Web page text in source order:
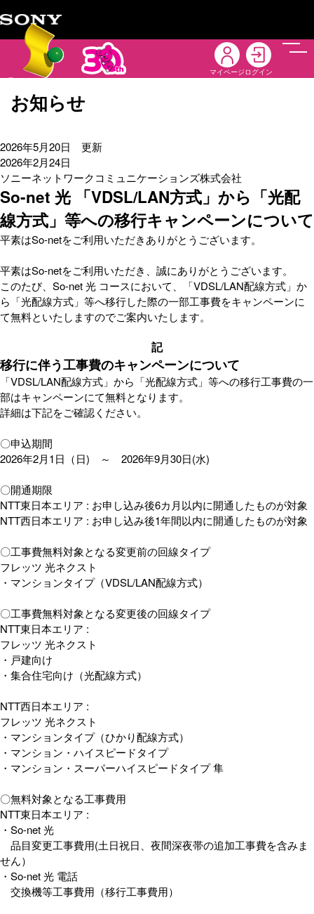
マイページ ログイン
メニ
お知らせ
2026年5月20日 更新
2026年2月24日
ソニーネットワークコミュニケーションズ株式会社
So-net 光 「VDSL/LAN方式」から「光配
線方式」等への移行キャンペーンについて
平素はSo-netをご利用いただきありがとうございます。
平素はSo-netをご利用いただき、誠にありがとうございます。
このたび、So-net 光 コースにおいて、「VDSL/LAN配線方式」か
ら「光配線方式」等へ移行した際の一部工事費をキャンペーンに
て無料といたしますのでご案内いたします。
記
移行に伴う工事費のキャンペーンについて
「VDSL/LAN配線方式」から「光配線方式」等への移行工事費の一
部はキャンペーンにて無料となります。
詳細は下記をご確認ください。
〇申込期間
2026年2月1日（日) ～ 2026年9月30日(水)
〇開通期限
NTT東日本エリア : お申し込み後6カ月以内に開通したものが対象
NTT西日本エリア : お申し込み後1年間以内に開通したものが対象
〇工事費無料対象となる変更前の回線タイプ
フレッツ 光ネクスト
・マンションタイプ（VDSL/LAN配線方式）
〇工事費無料対象となる変更後の回線タイプ
NTT東日本エリア :
フレッツ 光ネクスト
・戸建向け
・集合住宅向け（光配線方式）
NTT西日本エリア :
フレッツ 光ネクスト
・マンションタイプ（ひかり配線方式）
・マンション・ハイスピードタイプ
・マンション・スーパーハイスピードタイプ 隼
〇無料対象となる工事費用
NTT東日本エリア :
・So-net 光
品目変更工事費用(土日祝日、夜間深夜帯の追加工事費を含みま
せん）
・So-net 光 電話
交換機等工事費用（移行工事費用）